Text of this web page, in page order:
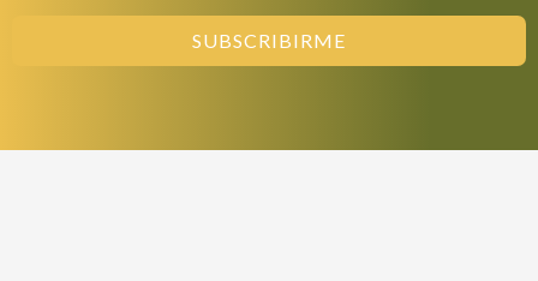
SUBSCRIBIRME